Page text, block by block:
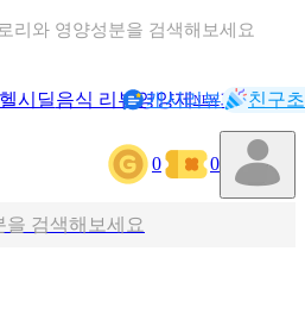
리와 영양성분을 검색해보세요
헬시딜음식 리뷰영양제NEW기록
캐시리뷰 친구
0 0
을 검색해보세요
검색해보세요